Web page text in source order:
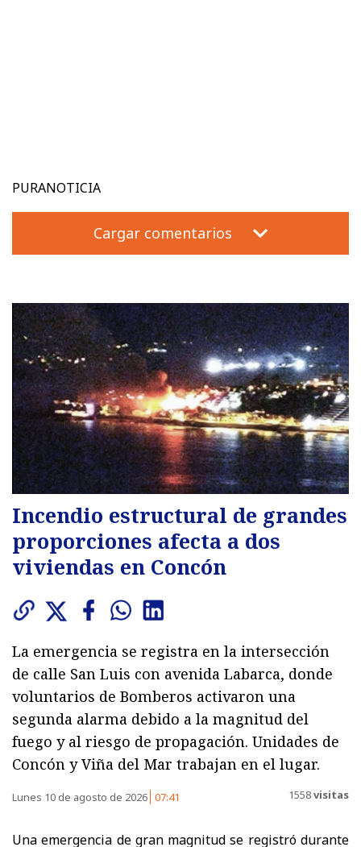
PURANOTICIA
Cargar comentarios
Incendio estructural de grandes
proporciones afecta a dos
viviendas en Concón
La emergencia se registra en la intersección
de calle San Luis con avenida Labarca, donde
voluntarios de Bomberos activaron una
segunda alarma debido a la magnitud del
fuego y al riesgo de propagación. Unidades de
Concón y Viña del Mar trabajan en el lugar.
Lunes 10 de agosto de 2026 07:41 1558visitas
Una emergencia de gran magnitud se registró durante